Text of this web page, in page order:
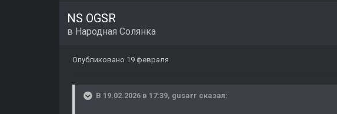
NS OGSR
в Народная Солянка
Опубликовано 19 февраля
В 19.02.2026 в 17:39, gusarr сказал: